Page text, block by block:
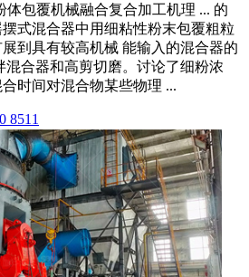
体包覆机械融合复合加工机理 ... 的
式混合器中用细粘性粉末包覆粗粒
到具有较高机械 能输入的混合器的
混合器和高剪切磨。讨论了细粉浓
时间对混合物某些物理 ...
8511